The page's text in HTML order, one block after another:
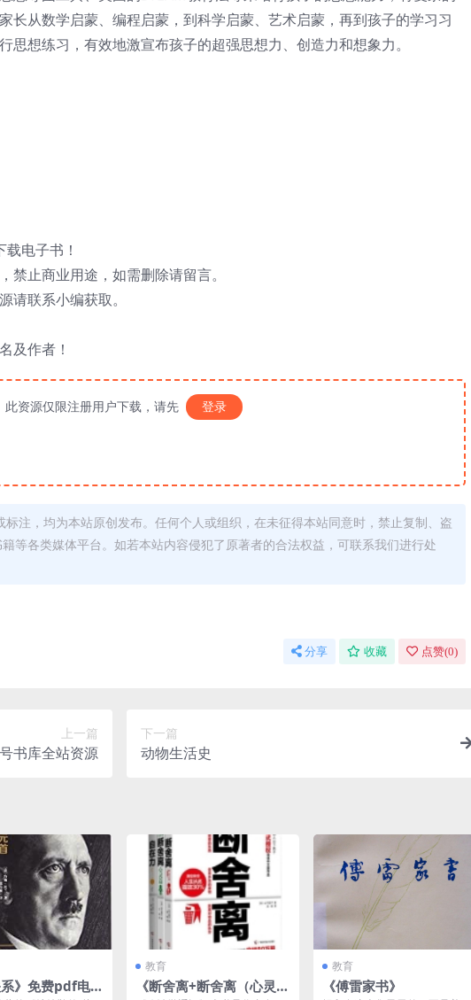
长从数学启蒙、编程启蒙，到科学启蒙、艺术启蒙，再到孩子的学习习
思想练习，有效地激宣布孩子的超强思想力、创造力和想象力。
电子书！
禁止商业用途，如需删除请留言。
请联系小编获取。
及作者！
此资源仅限注册用户下载，请先 登录
注，均为本站原创发布。任何个人或组织，在未征得本站同意时，禁止复制、盗
等各类媒体平台。如若本站内容侵犯了原著者的合法权益，可联系我们进行处
分享 收藏 点赞(0)
上一篇
书库全站资源
下一篇
动物生活史
系》免费pdf电
教育
《断舍离+断舍离（心灵
教育
《傅雷家书》